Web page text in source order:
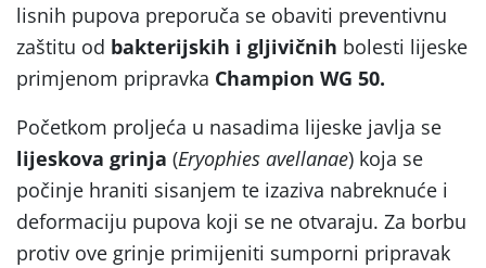
lisnih pupova preporuča se obaviti preventivnu
zaštitu od bakterijskih i gljivičnih bolesti lijeske
primjenom pripravka Champion WG 50.
Početkom proljeća u nasadima lijeske javlja se
lijeskova grinja (Eryophies avellanae) koja se
počinje hraniti sisanjem te izaziva nabreknuće i
deformaciju pupova koji se ne otvaraju. Za borbu
protiv ove grinje primijeniti sumporni pripravak